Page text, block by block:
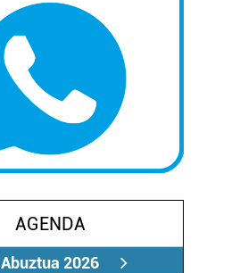
AGENDA
Abuztua 2026